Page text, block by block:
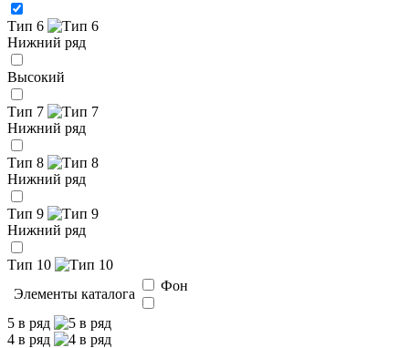
Тип 6
Нижний ряд
Высокий
Тип 7
Нижний ряд
Тип 8
Нижний ряд
Тип 9
Нижний ряд
Тип 10
Элементы каталога
Фон
5 в ряд
4 в ряд